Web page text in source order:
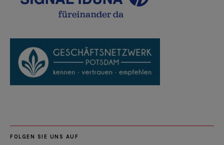
FOLGEN SIE UNS AUF